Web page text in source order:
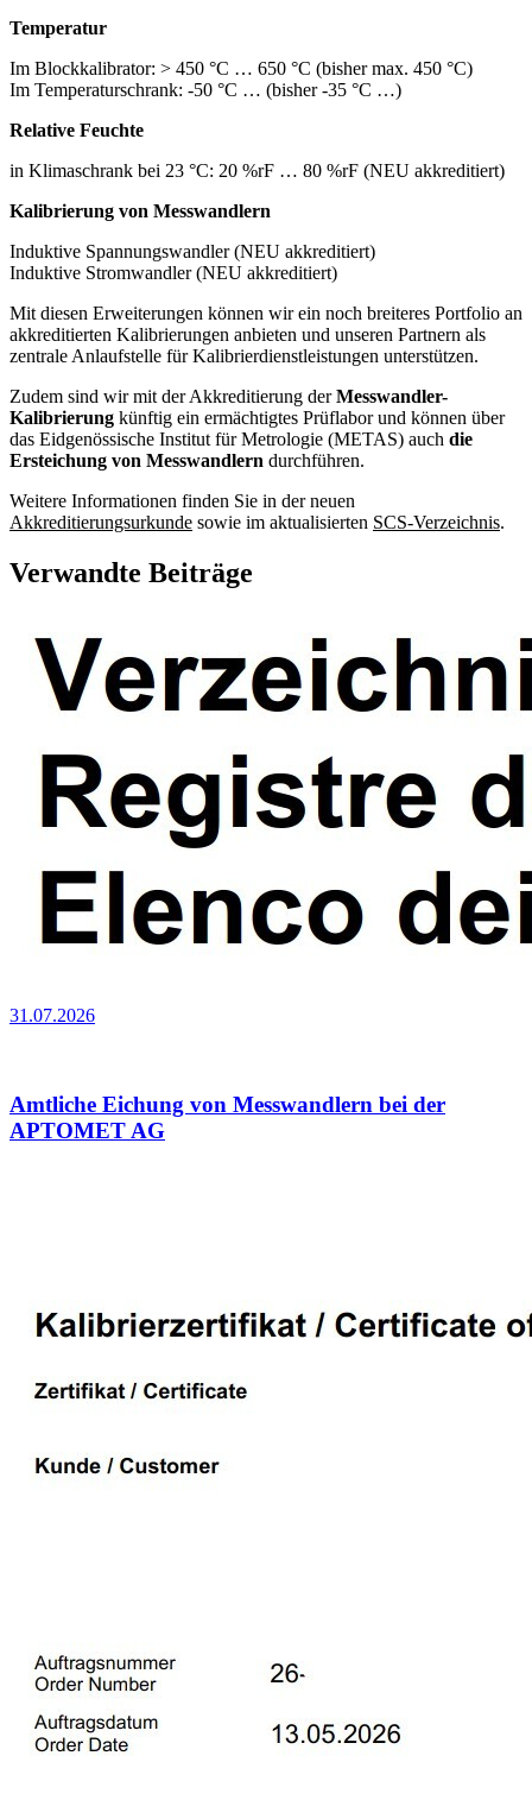
Temperatur
Im Blockkalibrator: > 450 °C … 650 °C (bisher max. 450 °C)
Im Temperaturschrank: -50 °C … (bisher -35 °C …)
Relative Feuchte
in Klimaschrank bei 23 °C: 20 %rF … 80 %rF (NEU akkreditiert)
Kalibrierung von Messwandlern
Induktive Spannungswandler (NEU akkreditiert)
Induktive Stromwandler (NEU akkreditiert)
Mit diesen Erweiterungen können wir ein noch breiteres Portfolio an
akkreditierten Kalibrierungen anbieten und unseren Partnern als
zentrale Anlaufstelle für Kalibrierdienstleistungen unterstützen.
Zudem sind wir mit der Akkreditierung derMesswandler-
Kalibrierung künftig ein ermächtigtes Prüflabor und können über
das Eidgenössische Institut für Metrologie (METAS) auch die
Ersteichung von Messwandlern durchführen.
Weitere Informationen finden Sie in der neuen
Akkreditierungsurkunde sowie im aktualisierten SCS-Verzeichnis.
Verwandte Beiträge
31.07.2026
Amtliche Eichung von Messwandlern bei der
APTOMET AG